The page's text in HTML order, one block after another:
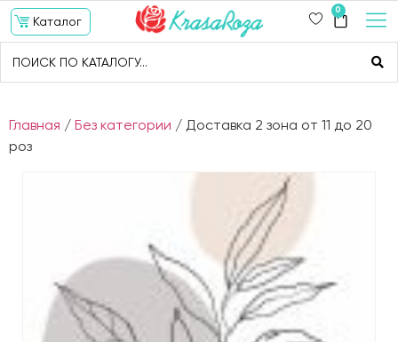
Каталог
0
Главная / Без категории / Доставка 2 зона от 11 до 20
роз